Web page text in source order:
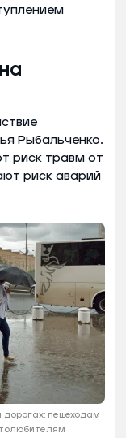
Рыбальченко.
риск травм от
риск аварий
пешеходам